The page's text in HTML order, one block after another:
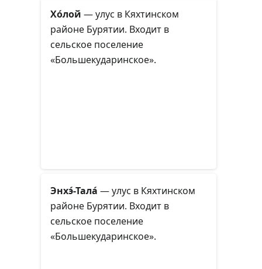
Хо́лой — улус в Кяхтинском
районе Бурятии. Входит в
сельское поселение
«Большекударинское».
Энхэ́-Тала́ — улус в Кяхтинском
районе Бурятии. Входит в
сельское поселение
«Большекударинское».